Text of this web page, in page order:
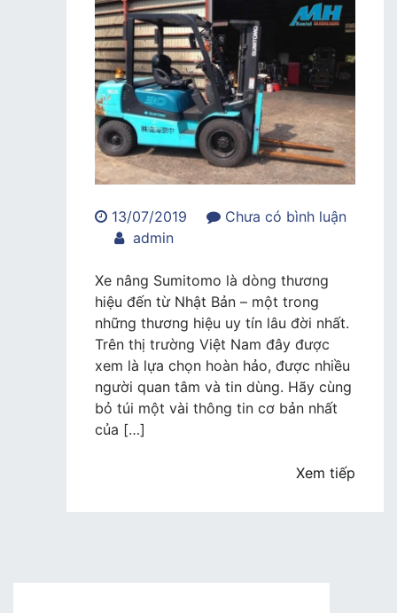
13/07/2019
Chưa có bình luận
trong
nâng
Sumitomo
thương
hiệu
uy
tín
số
1
admin
Xe nâng Sumitomo là dòng thương
hiệu đến từ Nhật Bản – một trong
những thương hiệu uy tín lâu đời nhất.
Trên thị trường Việt Nam đây được
xem là lựa chọn hoàn hảo, được nhiều
người quan tâm và tin dùng. Hãy cùng
bỏ túi một vài thông tin cơ bản nhất
của […]
Xem tiếp